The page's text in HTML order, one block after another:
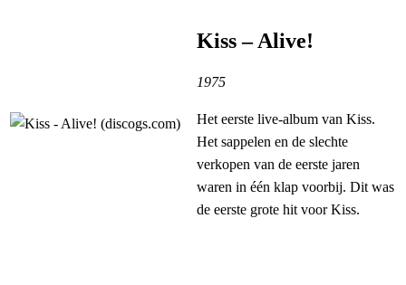
Kiss – Alive!
1975
Het eerste live-album van Kiss.
Het sappelen en de slechte
verkopen van de eerste jaren
waren in één klap voorbij. Dit was
de eerste grote hit voor Kiss.